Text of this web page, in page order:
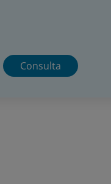
Consulta